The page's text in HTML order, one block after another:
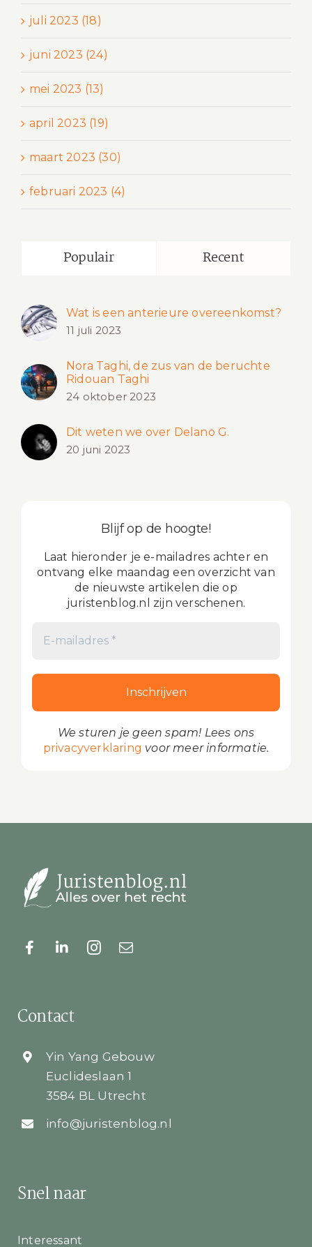
juli 2023 (18)
juni 2023 (24)
mei 2023 (13)
april 2023 (19)
maart 2023 (30)
februari 2023 (4)
Populair Recent
Wat is een anterieure overeenkomst?
11 juli 2023
Nora Taghi, de zus van de beruchte
Ridouan Taghi
24 oktober 2023
Dit weten we over Delano G.
20 juni 2023
Blijf op de hoogte!
Laat hieronder je e-mailadres achter en
ontvang elke maandag een overzicht van
de nieuwste artikelen die op
juristenblog.nl zijn verschenen.
We sturen je geen spam! Lees ons
privacyverklaring voor meer informatie.
Snel naar
Interessant
Contact
Yin Yang Gebouw
Euclideslaan 1
3584 BL Utrecht
info@juristenblog.nl